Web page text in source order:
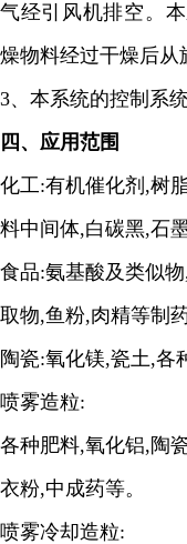
气经引风机排空。
燥物料经过干燥后从
3、本系统的控制系
四、 应用范围
化工:有机催化剂 ,树
料中间体,白碳黑,石
食品:氨基酸及类似物
取物,鱼粉,肉精等制
陶瓷:氧化镁,瓷土,各
喷雾造粒:
各种肥料,氧化铝, 陶
衣粉,中成药等。
喷雾冷却造粒: